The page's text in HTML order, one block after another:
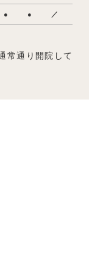
● ● ／
常通り開院して